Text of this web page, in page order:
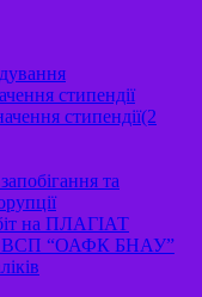
стипендії
стипендії(2
та
на ПЛАГІАТ
ВСП “ОАФК БНАУ”